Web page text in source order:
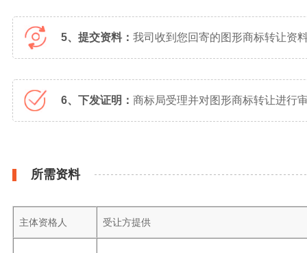
5、提交资料： 我司收到您回寄的图形商标转让资
6、下发证明： 商标局受理并对图形商标转让进行
所需资料
主体资格人 受让方提供